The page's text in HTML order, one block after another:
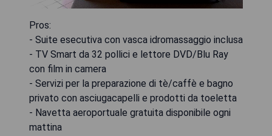
Pros:
- Suite esecutiva con vasca idromassaggio inclusa
- TV Smart da 32 pollici e lettore DVD/Blu Ray
con film in camera
- Servizi per la preparazione di tè/caffè e bagno
privato con asciugacapelli e prodotti da toeletta
- Navetta aeroportuale gratuita disponibile ogni
mattina